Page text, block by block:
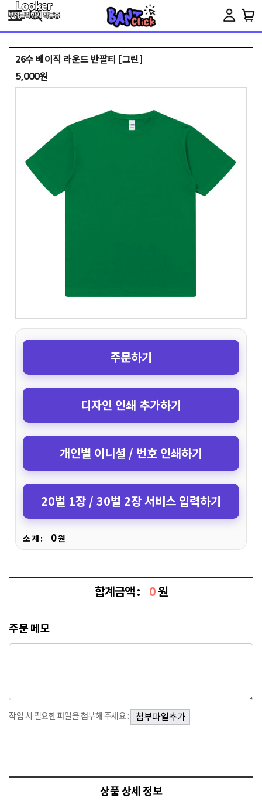
Toggle
26수 베이직 라운드 반팔티 [그린]
5,000원
주문하기
디자인 인쇄 추가하기
개인별 이니셜 / 번호 인쇄하기
20벌 1장 / 30벌 2장 서비스 입력하기
소 계 : 0원
합계금액 : 0원
주문 메모
작업 시 필요한 파일을 첨부해 주세요 :
상품 상세 정보